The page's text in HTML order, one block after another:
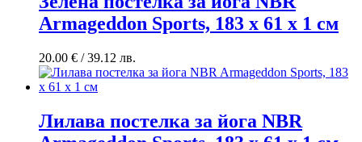
Armageddon Sports, 183 x 61 x 1 см
20.00 € / 39.12 лв.
Лилава постелка за йога NBR